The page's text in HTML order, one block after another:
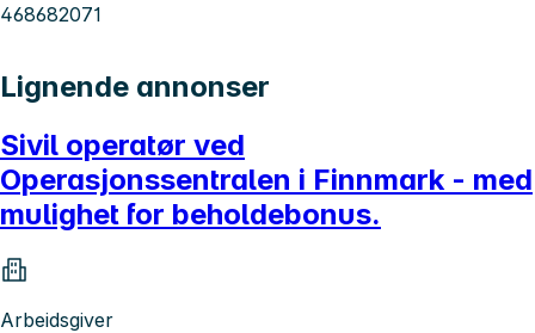
468682071
Lignende annonser
Sivil operatør ved
Operasjonssentralen i Finnmark - med
mulighet for beholdebonus.
Arbeidsgiver